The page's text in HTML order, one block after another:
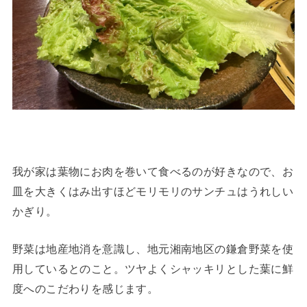
我が家は葉物にお肉を巻いて食べるのが好きなので、お
皿を大きくはみ出すほどモリモリのサンチュはうれしい
かぎり。
野菜は地産地消を意識し、地元湘南地区の鎌倉野菜を使
用しているとのこと。ツヤよくシャッキリとした葉に鮮
度へのこだわりを感じます。